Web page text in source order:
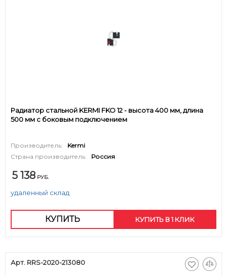
Радиатор стальной KERMI FKO 12 - высота 400 мм, длина
500 мм с боковым подключением
Производитель:
Kermi
Страна производитель:
Россия
5 138 РУБ.
удаленный склад
КУПИТЬ КУПИТЬ В 1 КЛИК
Арт. RRS-2020-213080